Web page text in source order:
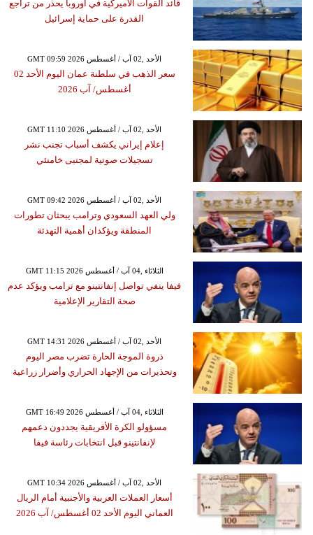
قائد القوات الأميركية في أوروبا يحذر من تراجع
القدرة على حماية إسرائيل
GMT 09:59 2026 الأحد ,02 آب / أغسطس
سعر الذهب في سلطنة عمان اليوم الأحد 02
أغسطس/ آب 2026
GMT 11:10 2026 الأحد ,02 آب / أغسطس
إعلام إيراني يكشف أسباب تجنب نشر
تسجيلات صوتية لمجتبى خامنئي
GMT 09:42 2026 الأحد ,02 آب / أغسطس
ولي العهد السعودي وترامب يبحثان تطورات
المنطقة ويؤكدان أهمية التهدئة
GMT 11:15 2026 الثلاثاء ,04 آب / أغسطس
فيفا ينفي تواصل إنفانتينو مع ترامب ويؤكد عدم
صحة التقارير الإعلامية
GMT 14:31 2026 الأحد ,02 آب / أغسطس
ذروة الموجة الحارة تضرب مصر اليوم
وتحذيرات من الإجهاد الحراري وأضرار زراعية
GMT 16:49 2026 الثلاثاء ,04 آب / أغسطس
مسؤولو الكرة الأفريقية يجددون دعمهم
لإنفانتينو قبل انتخابات رئاسة فيفا
GMT 10:34 2026 الأحد ,02 آب / أغسطس
أسعار العملات العربية والأجنبية أمام الريال
العماني اليوم الأحد 02 أغسطس/ آب 2026